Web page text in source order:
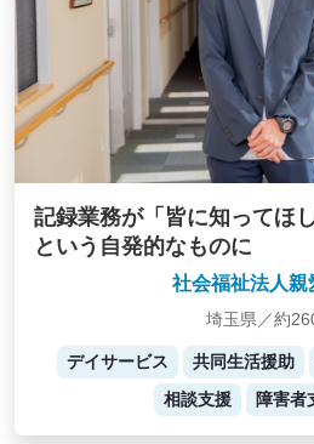
記録業務が「皆に知ってほ
という自発的なものに
社会福祉法人親
埼玉県／約
デイサービス 共同生活援助
相談支援
障害者